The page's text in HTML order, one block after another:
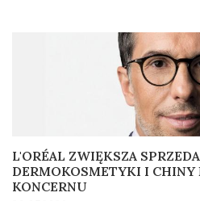
L'ORÉAL ZWIĘKSZA
DERMOKOSMETYKI I CHINY
KONCERNU